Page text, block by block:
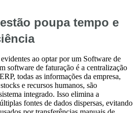
poupa tempo e
ao optar por um Software de
software de faturação é a centralização
todas as informações da empresa,
e recursos humanos, são
integrado. Isso elimina a
fontes de dados dispersas, evitando